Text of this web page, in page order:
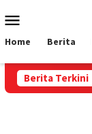
ke
Mobile
Home Berita
Berita Terkini
Bitung